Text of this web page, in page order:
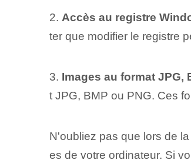
2. Accès au registre
ter que modifier le registre
3. Images au format JPG,
t JPG, BMP ou PNG. Ces
N'oubliez pas que lors de
es de votre ordinateur. Si